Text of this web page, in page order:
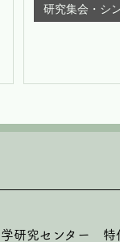
研究集会・シ
学研究センター 特